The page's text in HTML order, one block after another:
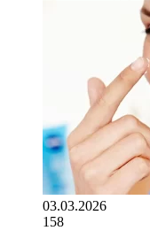
03.03.2026
158